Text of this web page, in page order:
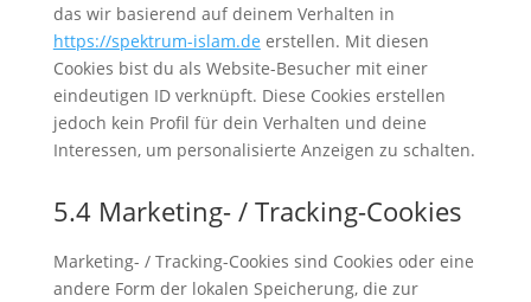
das wir basierend auf deinem Verhalten in
https://spektrum-islam.de erstellen. Mit diesen
Cookies bist du als Website-Besucher mit einer
eindeutigen ID verknüpft. Diese Cookies erstellen
jedoch kein Profil für dein Verhalten und deine
Interessen, um personalisierte Anzeigen zu schalten.
5.4 Marketing- / Tracking-Cookies
Marketing- / Tracking-Cookies sind Cookies oder eine
andere Form der lokalen Speicherung, die zur